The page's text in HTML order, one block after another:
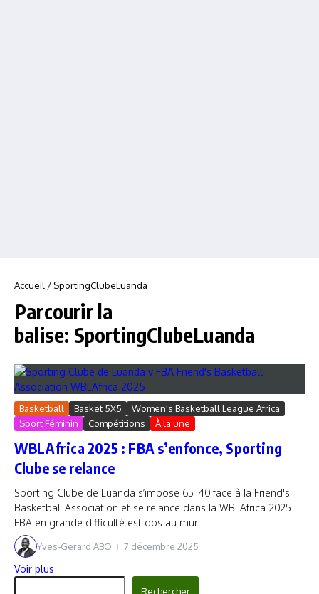
Accueil / SportingClubeLuanda
Parcourir la
balise: SportingClubeLuanda
Basketball Basket 5X5
Women's Basketball League Africa
Sport Féminin
Compétitions À la une
WBLAfrica 2025 : FBA s’enfonce, Sporting
Clube se relance
Sporting Clube de Luanda s’impose 65–40 face à la Friend's
Basketball Association et se relance dans la WBLAfrica 2025.
FBA en grande difficulté est dos au mur....
Yves-Gerard ABO 7 décembre 2025
Voir plus
Rechercher